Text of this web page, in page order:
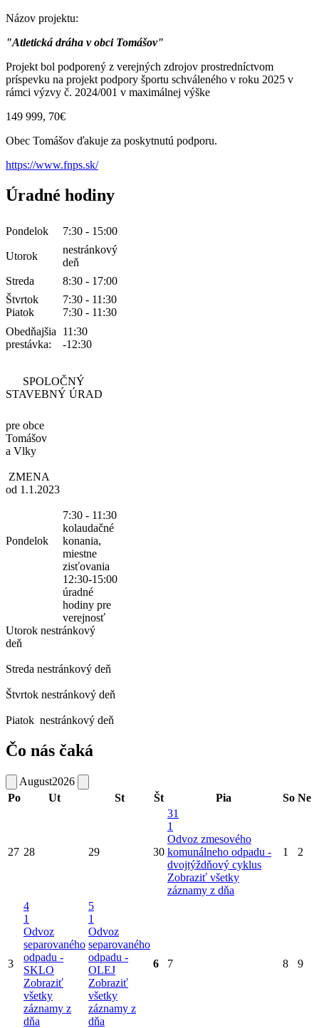
Názov projektu:
"Atletická dráha v obci Tomášov"
Projekt bol podporený z verejných zdrojov prostredníctvom
príspevku na projekt podpory športu schváleného v roku 2025 v
rámci výzvy č. 2024/001 v maximálnej výške
149 999, 70€
Obec Tomášov ďakuje za poskytnutú podporu.
https://www.fnps.sk/
Úradné hodiny
Pondelok 7:30 - 15:00
Utorok
nestránkový
deň
Streda
8:30 - 17:00
Štvrtok
7:30 - 11:30
Piatok
7:30 - 11:30
Obedňajšia
prestávka:
11:30
-12:30
SPOLOČNÝ
STAVEBNÝ ÚRAD
pre obce
Tomášov
a Vlky
ZMENA
od 1.1.2023
Pondelok
7:30 - 11:30
kolaudačné
konania,
miestne
zisťovania
12:30-15:00
úradné
hodiny pre
verejnosť
Utorok nestránkový
deň
Streda nestránkový deň
Štvrtok nestránkový deň
Piatok nestránkový deň
Čo nás čaká
August2026
Po
Ut St Št Pia So Ne
27 28 29 30
31
1
Odvoz zmesového
komunálneho odpadu -
dvojtýždňový cyklus
Zobraziť všetky
záznamy z dňa
1 2
3
4
1
Odvoz
separovaného
odpadu -
SKLO
Zobraziť
všetky
záznamy z
dňa
5
1
Odvoz
separovaného
odpadu -
OLEJ
Zobraziť
všetky
záznamy z
dňa
6 7 8 9